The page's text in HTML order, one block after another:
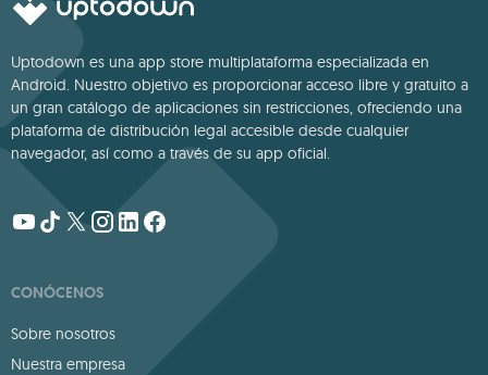
Uptodown es una app store multiplataforma especializada en
Android. Nuestro objetivo es proporcionar acceso libre y gratuito a
un gran catálogo de aplicaciones sin restricciones, ofreciendo una
plataforma de distribución legal accesible desde cualquier
navegador, así como a través de su app oficial.
CONÓCENOS
Sobre nosotros
Nuestra empresa